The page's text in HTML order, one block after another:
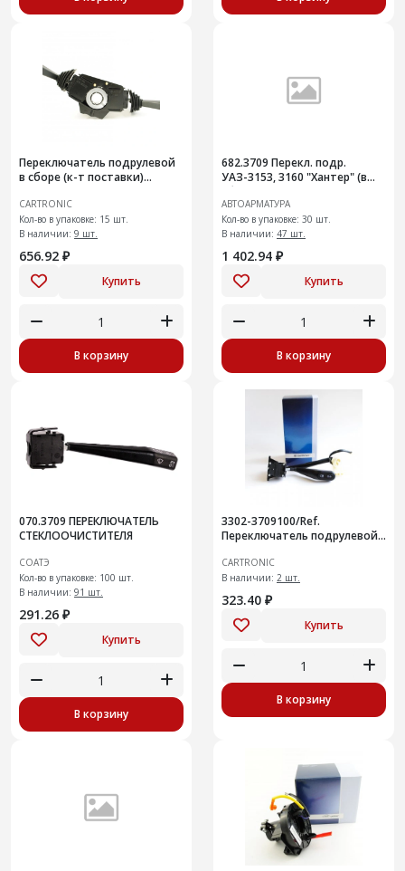
Переключатель подрулевой
в сборе (к-т поставки)
УАЗ-3163 (3163-3709005
/3163-37
CARTRONIC
Кол-во в упаковке: 15 шт.
В наличии: 9 шт.
656.92 ₽
Купить
В корзину
682.3709 Перекл. подр.
УАЗ-3153, 3160 "Хантер" (в
сборе)
АВТОАРМАТУРА
Кол-во в упаковке: 30 шт.
В наличии: 47 шт.
1 402.94 ₽
Купить
В корзину
070.3709 ПЕРЕКЛЮЧАТЕЛЬ
СТЕКЛООЧИСТИТЕЛЯ
СОАТЭ
Кол-во в упаковке: 100 шт.
В наличии: 91 шт.
291.26 ₽
Купить
В корзину
3302-3709100/Ref.
Переключатель подрулевой
CRTR0108690
CARTRONIC
В наличии: 2 шт.
323.40 ₽
Купить
В корзину